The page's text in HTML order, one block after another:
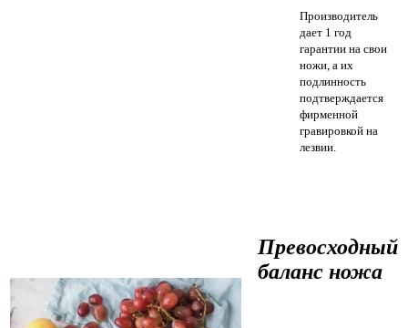
Производитель
дает 1 год
гарантии на свои
ножи, а их
подлинность
подтверждается
фирменной
гравировкой на
лезвии.
Превосходный
баланс ножа